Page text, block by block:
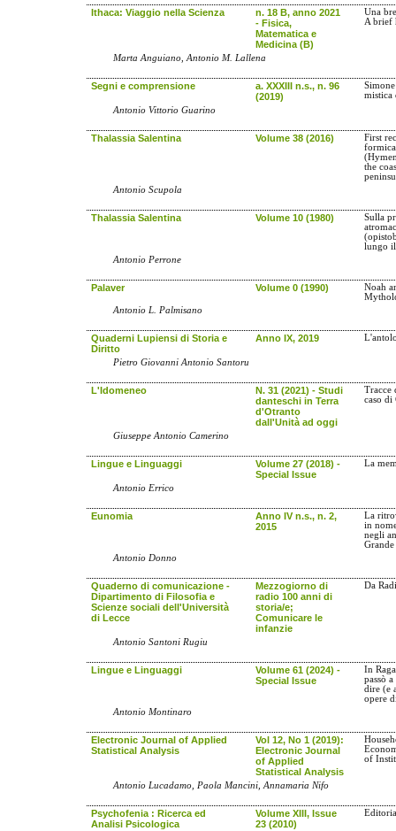
Ithaca: Viaggio nella Scienza
n. 18 B, anno 2021
- Fisica,
Matematica e
Medicina (B)
Una
A brief
Marta Anguiano, Antonio M. Lallena
Segni e comprensione
a. XXXIII n.s., n. 96
(2019)
mistica
Antonio Vittorio Guarino
Thalassia Salentina Volume 38 (2016)
First
the
Antonio Scupola
Thalassia Salentina Volume 10 (1980)
Sulla
lungo
Antonio Perrone
Palaver Volume 0 (1990)
Noah
Antonio L. Palmisano
Quaderni Lupiensi di Storia e
Diritto
Anno IX, 2019
Pietro Giovanni Antonio Santoru
L'Idomeneo
N. 31 (2021) - Studi
danteschi in Terra
d'Otranto
dall'Unità ad oggi
Tracce
caso di
Giuseppe Antonio Camerino
Lingue e Linguaggi
Volume 27 (2018) -
Special Issue
La
Antonio Errico
Eunomia
Anno IV n.s., n. 2,
2015
La
in
negli
Antonio Donno
Quaderno di comunicazione -
Dipartimento di Filosofia e
Scienze sociali dell'Università
di Lecce
Mezzogiorno di
radio 100 anni di
storia/e;
Comunicare le
infanzie
Da
Antonio Santoni Rugiu
Lingue e Linguaggi
Volume 61 (2024) -
Special Issue
In
passò
dire (e
opere
Antonio Montinaro
Electronic Journal of Applied
Statistical Analysis
Vol 12, No 1 (2019):
Electronic Journal
of Applied
Statistical Analysis
of
Antonio Lucadamo, Paola Mancini, Annamaria Nifo
Psychofenia : Ricerca ed
Analisi Psicologica
Volume XIII, Issue
23 (2010)